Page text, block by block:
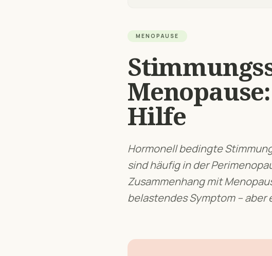
MENOPAUSE
Menopause
Hilfe
Hormonell bedingte
sind häufig in der
Zusammenhang mit
belastendes Symptom – aber